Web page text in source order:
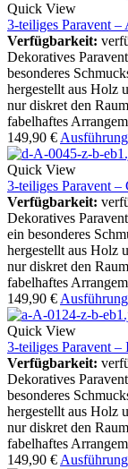
Quick View
3-teiliges Paravent
Verfügbarkeit:
Dekoratives
besonderes
hergestellt aus Holz
nur diskret den
fabelhaftes
149,90 €
Quick View
3-teiliges Paravent
Verfügbarkeit:
Dekoratives
ein besonderes
hergestellt aus Holz
nur diskret den
fabelhaftes
149,90 €
Quick View
3-teiliges Paravent
Verfügbarkeit:
Dekoratives
besonderes
hergestellt aus Holz
nur diskret den
fabelhaftes
149,90 €